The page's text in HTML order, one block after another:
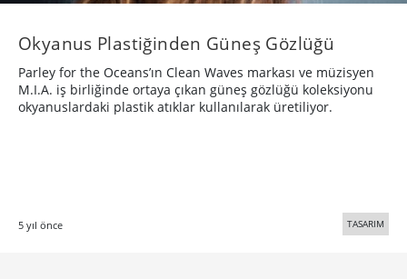
Okyanus Plastiğinden Güneş Gözlüğü
Parley for the Oceans’ın Clean Waves markası ve müzisyen
M.I.A. iş birliğinde ortaya çıkan güneş gözlüğü koleksiyonu
okyanuslardaki plastik atıklar kullanılarak üretiliyor.
5 yıl önce TASARIM